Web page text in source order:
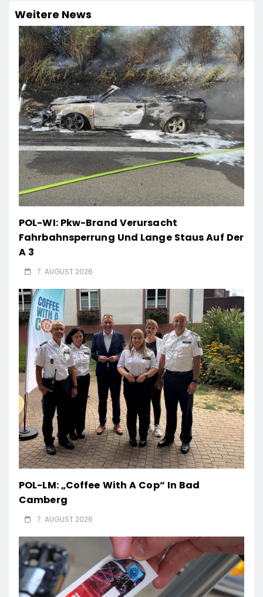
Weitere News
POL-WI: Pkw-Brand Verursacht
Fahrbahnsperrung Und Lange Staus Auf Der
A 3
7. AUGUST 2026
POL-LM: „Coffee With A Cop“ In Bad
Camberg
7. AUGUST 2026